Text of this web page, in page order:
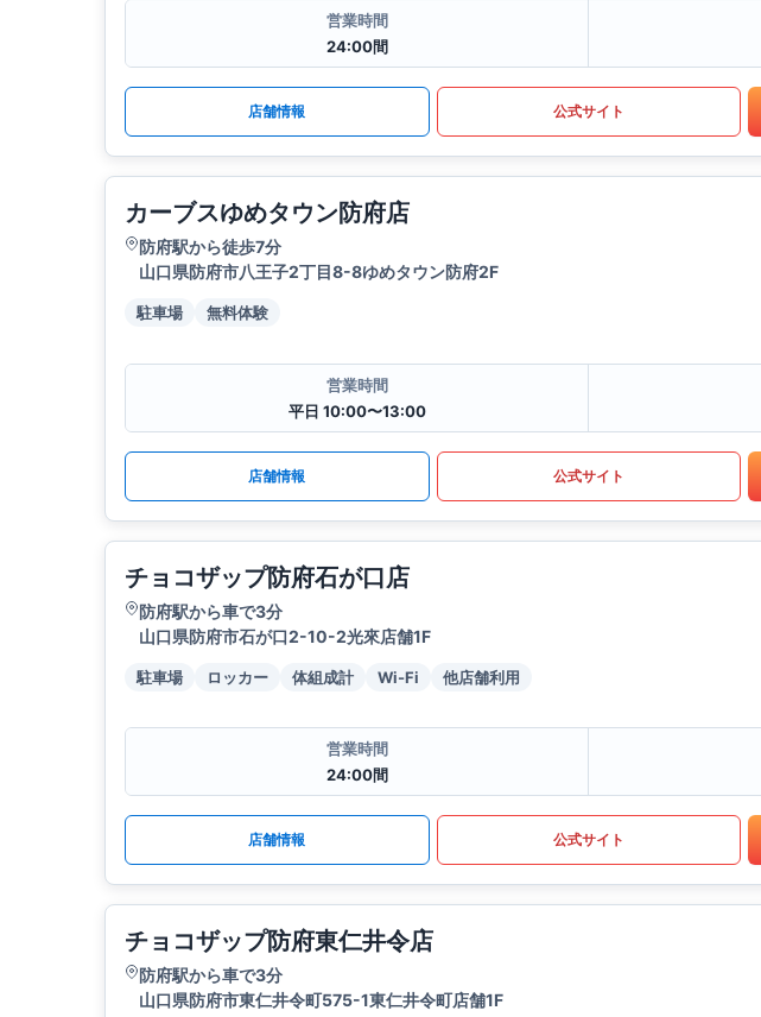
営業時間
24:00間
店舗情報 公式サイト
カーブスゆめタウン防府店
防府駅から徒歩7分
山口県防府市八王子2丁目8-8ゆめタウン防府2F
駐車場 無料体験
営業時間
平日 10:00〜13:00
店舗情報 公式サイト
チョコザップ防府石が口店
防府駅から車で3分
山口県防府市石が口2-10-2光來店舗1F
駐車場 ロッカー 体組成計 Wi-Fi 他店舗利用
営業時間
24:00間
店舗情報 公式サイト
チョコザップ防府東仁井令店
防府駅から車で3分
山口県防府市東仁井令町575-1東仁井令町店舗1F